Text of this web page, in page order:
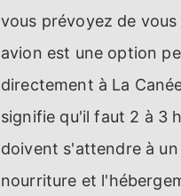
vous prévoyez de
avion est une option
directement à La
signifie qu'il faut 2 à 3
doivent s'attendre à
nourriture et